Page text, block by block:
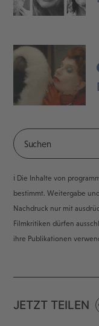
ℹ️ Die Inhalte von
bestimmt. Weitergabe
Nachdruck nur mit
Filmkritiken dürfen
ihre Publikationen
JETZT TEILEN